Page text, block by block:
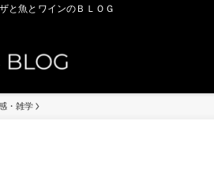
と魚とワインのＢＬＯＧ
・雑学